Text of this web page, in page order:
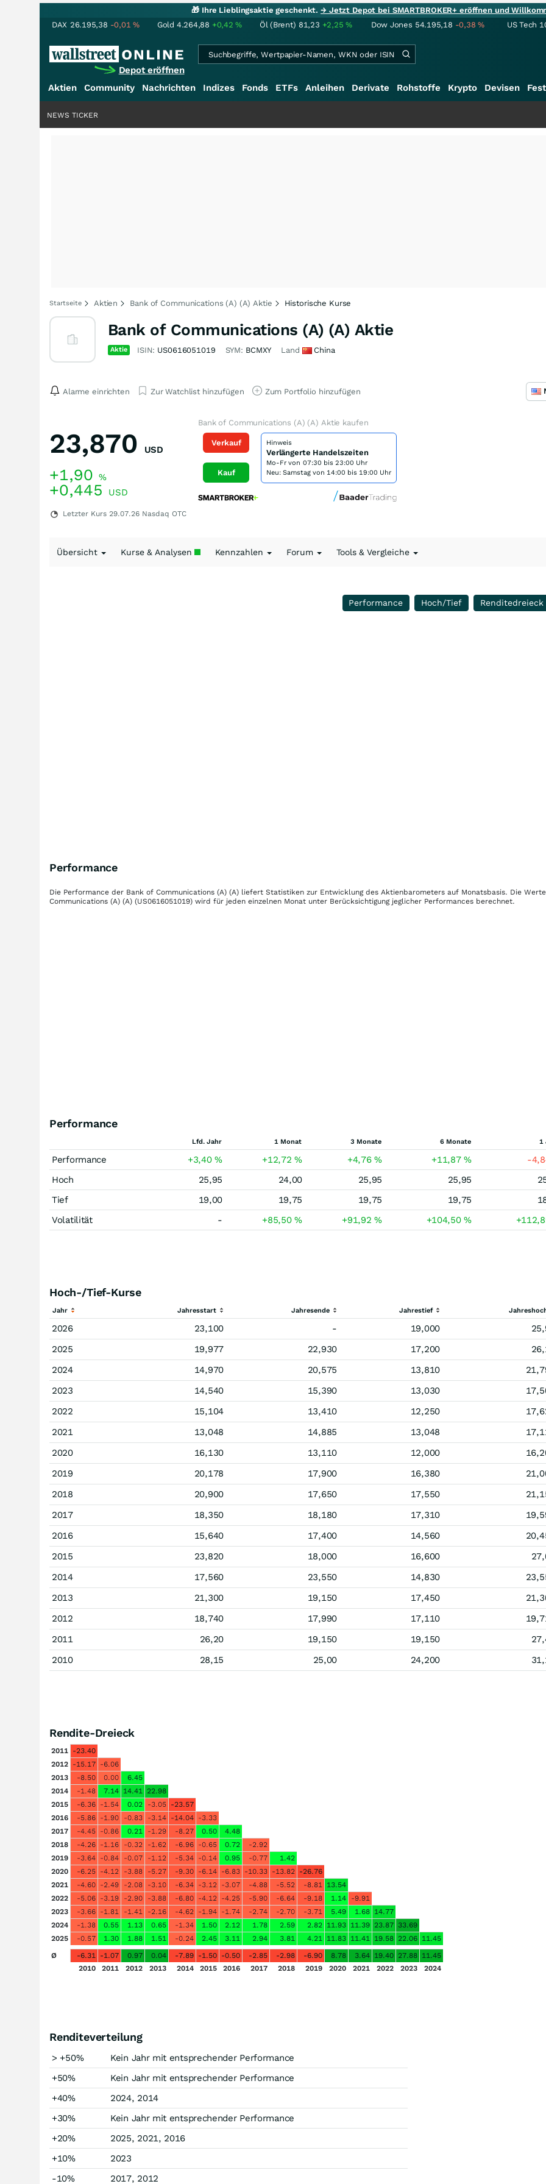
🎁 Ihre Lieblingsaktie geschenkt.→ Jetzt Depot bei SMARTBROKER+ eröffnen und
DAX 26.195,38 -0,01% Gold 4.264,88 +0,42% Öl (Brent) 81,23 +2,25% Dow Jones 54.195,18 -0,38% US Tech
Depot eröffnen
Aktien Community Nachrichten Indizes Fonds ETFs Anleihen Derivate Rohstoffe Krypto Devisen
NEWS TICKER
Startseite Aktien Bank of Communications (A) (A) Aktie Historische Kurse
Bank of Communications (A) (A) Aktie
Aktie ISIN: US0616051019 SYM: BCMXY Land China
Alarme einrichten Zur Watchlist hinzufügen Zum Portfolio hinzufügen
23,870 USD
+1,90 %
+0,445 USD
Letzter Kurs 29.07.26 Nasdaq OTC
Bank of Communications (A) (A) Aktie kaufen
Verkauf
Kauf
Hinweis
Verlängerte Handelszeiten
Mo-Fr von 07:30 bis 23:00 Uhr
Neu: Samstag von 14:00 bis 19:00 Uhr
Übersicht Kurse & Analysen Kennzahlen Forum Tools & Vergleiche
Performance Hoch/Tief Renditedreieck
Performance
Die Performance der Bank of Communications (A) (A) liefert Statistiken zur Entwicklung des Aktienbarometers auf Monatsbasis. Die
Communications (A) (A) (US0616051019) wird für jeden einzelnen Monat unter Berücksichtigung jeglicher Performances berechnet.
Performance
Lfd. Jahr 1 Monat 3 Monate 6 Monate 1
Performance +3,40% +12,72% +4,76% +11,87% -
Hoch
25,95 24,00 25,95 25,95
Tief
19,00 19,75 19,75 19,75
Volatilität
- +85,50% +91,92% +104,50%
Hoch-/Tief-Kurse
Jahr Jahresstart Jahresende Jahrestief
2026 23,100 - 19,000
2025
19,977 22,930 17,200
2024
14,970 20,575 13,810
2023
14,540 15,390 13,030
2022
15,104 13,410 12,250
2021
13,048 14,885 13,048
2020
16,130 13,110 12,000
2019
20,178 17,900 16,380
2018
20,900 17,650 17,550
2017
18,350 18,180 17,310
2016
15,640 17,400 14,560
2015
23,820 18,000 16,600
2014
17,560 23,550 14,830
2013
21,300 19,150 17,450
2012
18,740 17,990 17,110
2011
26,20 19,150 19,150
2010
28,15 25,00 24,200
Rendite-Dreieck
2011 -23.40
2012 -15.17 -6.06
2013
-8.50 0.00
6.45
2014
-1.48 7.14 14.41 22.98
2015
-6.36 -1.54 0.02 -3.05 -23.57
2016
-5.86 -1.90 -0.83 -3.14 -14.04 -3.33
2017
-4.45 -0.86 0.21 -1.29 -8.27 0.50
4.48
2018
-4.26 -1.16 -0.32 -1.62 -6.96 -0.65 0.72
-2.92
2019
-3.64 -0.84 -0.07 -1.12 -5.34 -0.14 0.95 -0.77
1.42
2020
-6.25 -4.12 -3.88 -5.27 -9.30 -6.14 -6.83 -10.33 -13.82 -26.76
2021
-4.60 -2.49 -2.08 -3.10 -6.34 -3.12 -3.07 -4.88 -5.52 -8.81 13.54
2022
-5.06 -3.19 -2.90 -3.88 -6.80 -4.12 -4.25 -5.90 -6.64 -9.18 1.14
-9.91
2023
-3.66 -1.81 -1.41 -2.16 -4.62 -1.94 -1.74 -2.74 -2.70 -3.71 5.49 1.68 14.77
2024
-1.38 0.55 1.13 0.65 -1.34 1.50 2.12 1.78 2.59 2.82 11.93 11.39 23.87 33.69
2025
-0.57 1.30 1.88 1.51 -0.24 2.45 3.11 2.94 3.81 4.21 11.83 11.41 19.58 22.06 11.45
Ø
-6.31 -1.07 0.97 0.04 -7.89 -1.50 -0.50 -2.85 -2.98 -6.90 8.78 3.64 19.40 27.88 11.45
2010
2011 2012 2013 2014 2015 2016 2017 2018 2019 2020 2021 2022 2023 2024
Renditeverteilung
> +50%
Kein Jahr mit entsprechender Performance
+50%
Kein Jahr mit entsprechender Performance
+40%
2024, 2014
+30%
Kein Jahr mit entsprechender Performance
+20%
2025, 2021, 2016
+10%
2023
-10%
2017, 2012